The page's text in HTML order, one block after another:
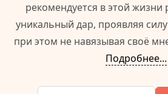
рекомендуется в этой жизни
уникальный дар, проявляя
при этом не навязывая своё
Подробнее...